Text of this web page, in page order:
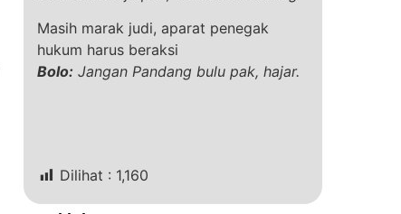
Masih marak judi, aparat penegak
hukum harus beraksi
Bolo: Jangan Pandang bulu pak, hajar.
Dilihat : 1,160